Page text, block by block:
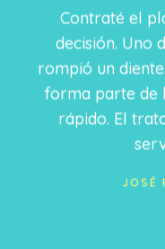
Contraté el
decisión. Uno
rompió un
forma parte de
rápido. El
JOSÉ